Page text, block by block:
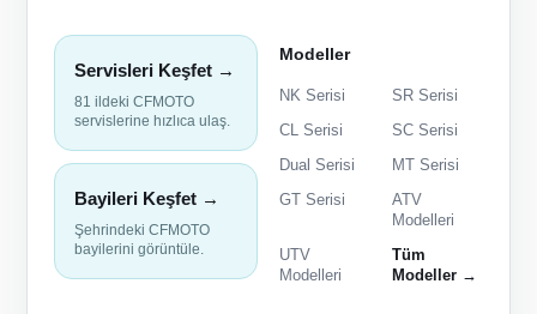
Servisleri Keşfet →
81 ildeki CFMOTO
servislerine hızlıca ulaş.
Bayileri Keşfet →
Şehrindeki CFMOTO
bayilerini görüntüle.
Modeller
NK Serisi
SR Serisi
CL Serisi
SC Serisi
Dual Serisi
MT Serisi
GT Serisi
ATV
Modelleri
UTV
Modelleri
Tüm
Modeller →